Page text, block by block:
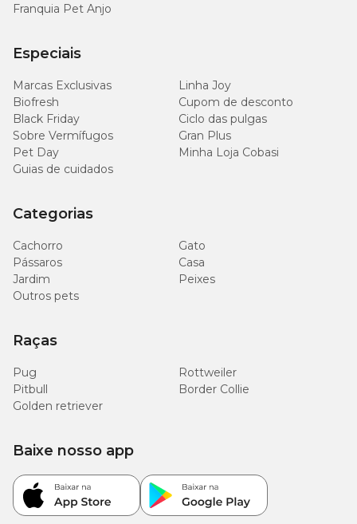
Franquia Pet Anjo
Especiais
Marcas Exclusivas
Linha Joy
Biofresh
Cupom de desconto
Black Friday
Ciclo das pulgas
Sobre Vermífugos
Gran Plus
Pet Day
Minha Loja Cobasi
Guias de cuidados
Categorias
Cachorro
Gato
Pássaros
Casa
Jardim
Peixes
Outros pets
Raças
Pug
Rottweiler
Pitbull
Border Collie
Golden retriever
Baixe nosso app